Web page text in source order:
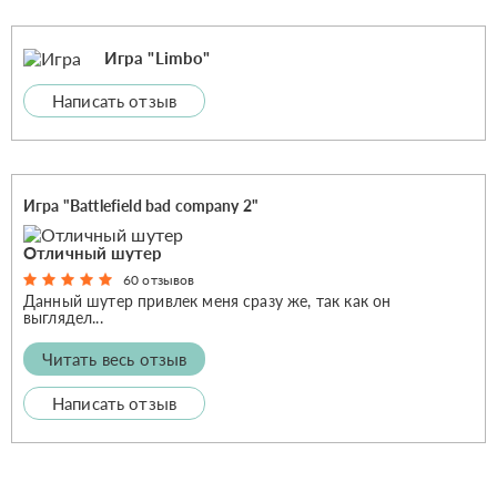
Игра "Limbo"
Написать отзыв
Игра "Battlefield bad company 2"
Отличный шутер
60 отзывов
Данный шутер привлек меня сразу же, так как он
выглядел...
Читать весь отзыв
Написать отзыв